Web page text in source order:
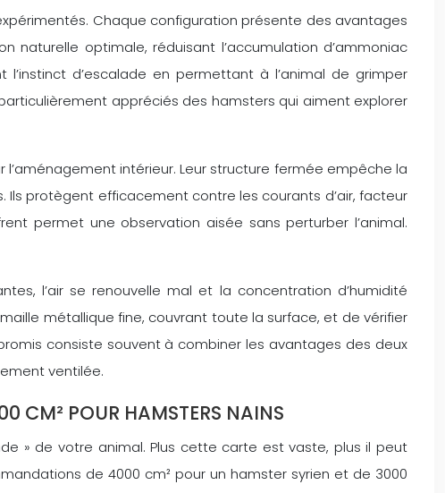
Chaque configuration présente des avantages
optimale, réduisant l’accumulation d’ammoniac
d’escalade en permettant à l’animal de grimper
appréciés des hamsters qui aiment explorer
intérieur. Leur structure fermée empêche la
protègent efficacement contre les courants d’air, facteur
permet une observation aisée sans perturber l’animal.
l’air se renouvelle mal et la concentration d’humidité
métallique fine, couvrant toute la surface, et de vérifier
consiste souvent à combiner les avantages des deux
ventilée.
CM² POUR HAMSTERS NAINS
» de votre animal. Plus cette carte est vaste, plus il peut
de 4000 cm² pour un hamster syrien et de 3000